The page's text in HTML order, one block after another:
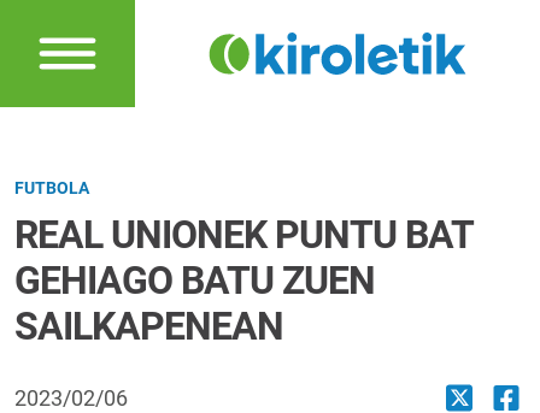
FUTBOLA
REAL UNIONEK PUNTU BAT
GEHIAGO BATU ZUEN
SAILKAPENEAN
2023/02/06